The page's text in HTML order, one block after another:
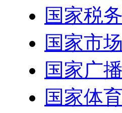
国家税
国家市
国家广
国家体